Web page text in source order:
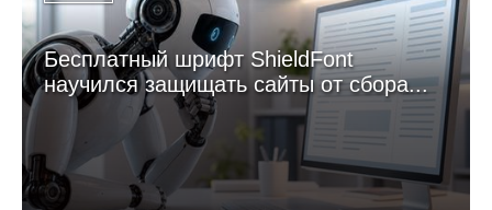
Бесплатный шрифт ShieldFont
научился защищать сайты от сбора...